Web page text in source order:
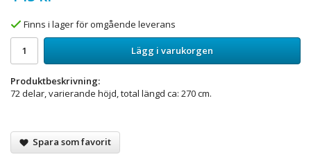
Finns i lager för omgående leverans
Lägg i varukorgen
Produktbeskrivning:
72 delar, varierande höjd, total längd ca: 270 cm.
Spara som favorit